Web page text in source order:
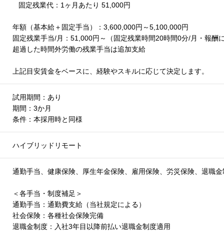
固定残業代：1ヶ月あたり 51,000円
年額（基本給＋固定手当）：3,600,000円～5,100,000円
固定残業手当/月：51,000円～（固定残業時間20時間0分/月・報酬
超過した時間外労働の残業手当は追加支給
上記目安賃金をベースに、経験やスキルに応じて決定します。
試用期間：あり
期間：3か月
条件：本採用時と同様
ハイブリッドリモート
通勤手当、健康保険、厚生年金保険、雇用保険、労災保険、退職金
＜各手当・制度補足＞
通勤手当：通勤費支給（当社規定による）
社会保険：各種社会保険完備
退職金制度：入社3年目以降前払い退職金制度適用